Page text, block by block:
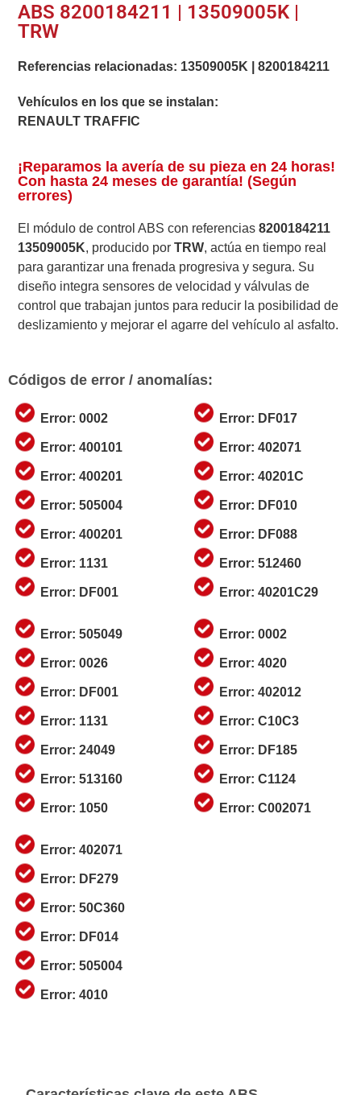
ABS 8200184211 | 13509005K |
TRW
Referencias relacionadas: 13509005K |8200184211
Vehículos en los que se instalan:
RENAULT TRAFFIC
¡Reparamos la avería de su pieza en 24 horas!
Con hasta 24 meses de garantía! (Según
errores)
El módulo de control ABS con referencias8200184211
13509005K, producido porTRW, actúa en tiempo real
para garantizar una frenada progresiva y segura. Su
diseño integra sensores de velocidad y válvulas de
control que trabajan juntos para reducir la posibilidad de
deslizamiento y mejorar el agarre del vehículo al asfalto.
Códigos de error / anomalías:
Error: 0002
Error: 400101
Error: 400201
Error: 505004
Error: 400201
Error: 1131
Error: DF001
Error: DF017
Error: 402071
Error: 40201C
Error: DF010
Error: DF088
Error: 512460
Error: 40201C29
Error: 505049
Error: 0026
Error: DF001
Error: 1131
Error: 24049
Error: 513160
Error: 1050
Error: 0002
Error: 4020
Error: 402012
Error: C10C3
Error: DF185
Error: C1124
Error: C002071
Error: 402071
Error: DF279
Error: 50C360
Error: DF014
Error: 505004
Error: 4010